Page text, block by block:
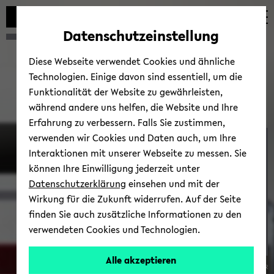
Automatische
vermeiden
zum
wechseln
zum
wechseln
zum
wechseln
FIR
© Elmar Streyl, FIR
Datenschutzeinstellung
Diese Webseite verwendet Cookies und ähnliche
Technologien. Einige davon sind essentiell, um die
Funktionalität der Website zu gewährleisten,
während andere uns helfen, die Website und Ihre
Erfahrung zu verbessern. Falls Sie zustimmen,
verwenden wir Cookies und Daten auch, um Ihre
Interaktionen mit unserer Webseite zu messen. Sie
können Ihre Einwilligung jederzeit unter
Datenschutzerklärung einsehen und mit der
Wirkung für die Zukunft widerrufen. Auf der Seite
finden Sie auch zusätzliche Informationen zu den
verwendeten Cookies und Technologien.
Alle akzeptieren